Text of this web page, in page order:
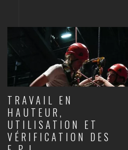
TRAVAIL EN
HAUTEUR,
UTILISATION ET
VÉRIFICATION DES